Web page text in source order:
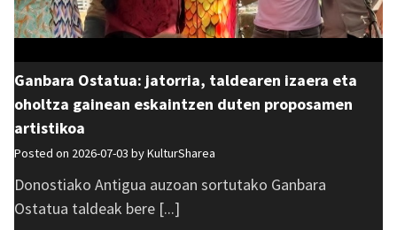
Ganbara Ostatua: jatorria, taldearen izaera eta
oholtza gainean eskaintzen duten proposamen
artistikoa
Posted on 2026-07-03 byKulturSharea
Donostiako Antigua auzoan sortutako Ganbara
Ostatua taldeak bere [...]